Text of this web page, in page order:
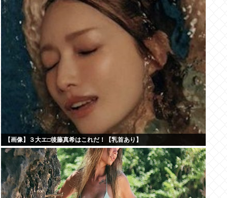
【画像】３大エ□後藤真希はこれだ！【乳首あり】